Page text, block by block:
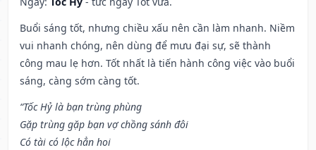
Buổi sáng tốt, nhưng chiều xấu nên cần làm nhanh. Niềm
vui nhanh chóng, nên dùng để mưu đại sự, sẽ thành
công mau lẹ hơn. Tốt nhất là tiến hành công việc vào buổi
sáng, càng sớm càng tốt.
“Tốc Hỷ là bạn trùng phùng
Gặp trùng gặp bạn vợ chồng sánh đôi
Có tài có lộc hẳn hoi